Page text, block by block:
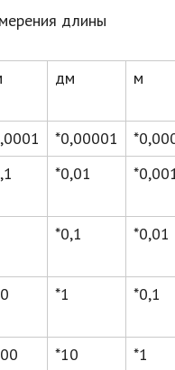
длины
дм м
*0,00001
*0,01
*0,1 *0,01
*1 *0,1
*10 *1